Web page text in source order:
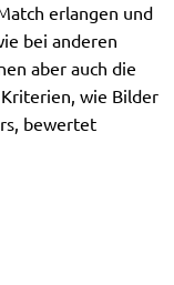
erlangen und
bei anderen
aber auch die
wie Bilder
bewertet